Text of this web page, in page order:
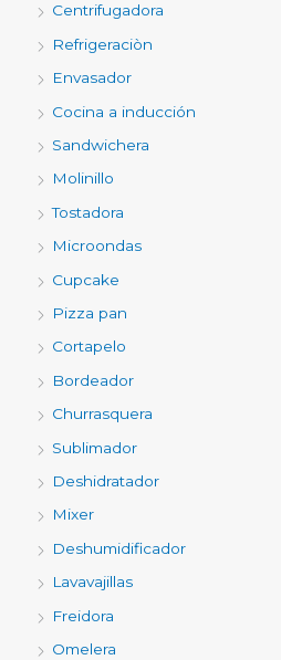
Centrifugadora
Refrigeraciòn
Envasador
Cocina a inducción
Sandwichera
Molinillo
Tostadora
Microondas
Cupcake
Pizza pan
Cortapelo
Bordeador
Churrasquera
Sublimador
Deshidratador
Mixer
Deshumidificador
Lavavajillas
Freidora
Omelera